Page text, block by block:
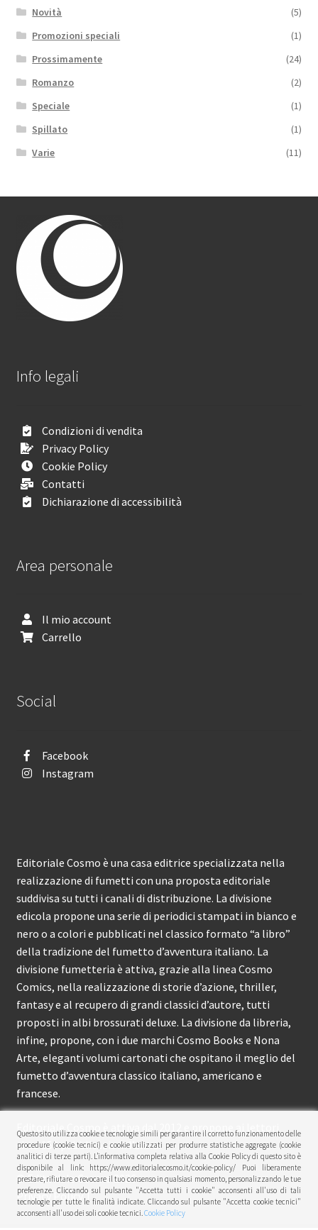
Novità
(5)
Promozioni speciali
(1)
Prossimamente
(24)
Romanzo
(2)
Speciale
(1)
Spillato
(1)
Varie
(11)
Info legali
Condizioni di vendita
Privacy Policy
Cookie Policy
Contatti
Dichiarazione di accessibilità
Area personale
Il mio account
Carrello
Social
Facebook
Instagram
Editoriale Cosmo è una casa editrice specializzata nella
realizzazione di fumetti con una proposta editoriale
suddivisa su tutti i canali di distribuzione. La divisione
edicola propone una serie di periodici stampati in bianco e
nero o a colori e pubblicati nel classico formato “a libro”
della tradizione del fumetto d’avventura italiano. La
divisione fumetteria è attiva, grazie alla linea Cosmo
Comics, nella realizzazione di storie d’azione, thriller,
fantasy e al recupero di grandi classici d’autore, tutti
proposti in albi brossurati deluxe. La divisione da libreria,
infine, propone, con i due marchi Cosmo Books e Nona
Arte, eleganti volumi cartonati che ospitano il meglio del
fumetto d’avventura classico italiano, americano e
francese.
Editoriale Cosmo è attiva dal 2012 e propone ai lettori
circa 150 pubblicazioni l’anno.
© Editoriale Cosmo 2026
Privacy Policy
Questo sito utilizza cookie e tecnologie simili per garantire il corretto funzionamento delle
procedure (cookie tecnici) e cookie utilizzati per produrre statistiche aggregate (cookie
analitici di terze parti). L’informativa completa relativa alla Cookie Policy di questo sito è
disponibile al link: https://www.editorialecosmo.it/cookie-policy/ Puoi liberamente
prestare, rifiutare o revocare il tuo consenso in qualsiasi momento, personalizzando le tue
preferenze. Cliccando sul pulsante "Accetta tutti i cookie" acconsenti all'uso di tali
tecnologie per tutte le finalità indicate. Cliccando sul pulsante "Accetta cookie tecnici"
acconsenti all'uso dei soli cookie tecnici.Cookie Policy